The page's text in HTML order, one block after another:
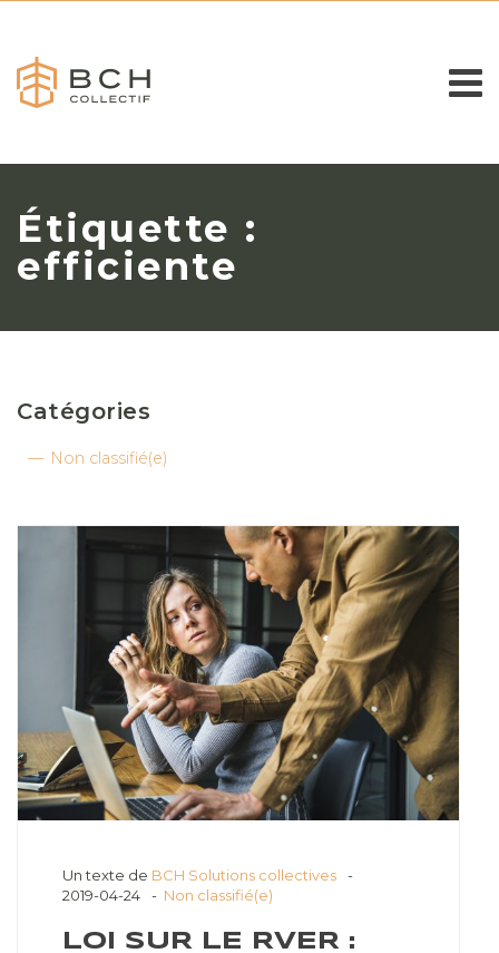
Étiquette :
efficiente
Un texte de BCH Solutions collectives
2019-04-24
Non classifié(e)
LOI SUR LE RVER :
Catégories
Non classifié(e)